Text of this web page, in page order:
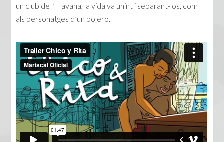
un club de l’Havana, la vida va unint i separant-los, com
als personatges d’un bolero.